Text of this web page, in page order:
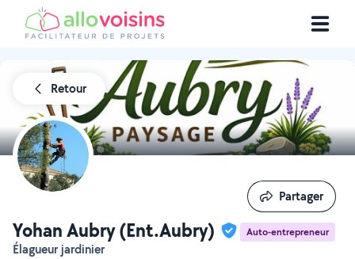
Retour
Yohan Aubry (Ent.Aubry) Auto-entrepreneur
élagueur jardinier
Partager
Partager